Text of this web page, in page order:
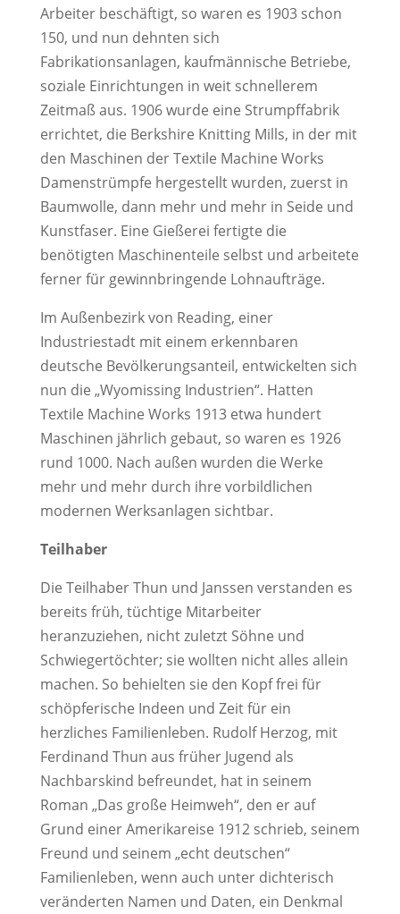
Arbeiter beschäftigt, so waren es 1903 schon
150, und nun dehnten sich
Fabrikationsanlagen, kaufmännische Betriebe,
soziale Einrichtungen in weit schnellerem
Zeitmaß aus. 1906 wurde eine Strumpffabrik
errichtet, die Berkshire Knitting Mills, in der mit
den Maschinen der Textile Machine Works
Damenstrümpfe hergestellt wurden, zuerst in
Baumwolle, dann mehr und mehr in Seide und
Kunstfaser. Eine Gießerei fertigte die
benötigten Maschinenteile selbst und arbeitete
ferner für gewinnbringende Lohnaufträge.
Im Außenbezirk von Reading, einer
Industriestadt mit einem erkennbaren
deutsche Bevölkerungsanteil, entwickelten sich
nun die „Wyomissing Industrien“. Hatten
Textile Machine Works 1913 etwa hundert
Maschinen jährlich gebaut, so waren es 1926
rund 1000. Nach außen wurden die Werke
mehr und mehr durch ihre vorbildlichen
modernen Werksanlagen sichtbar.
Teilhaber
Die Teilhaber Thun und Janssen verstanden es
bereits früh, tüchtige Mitarbeiter
heranzuziehen, nicht zuletzt Söhne und
Schwiegertöchter; sie wollten nicht alles allein
machen. So behielten sie den Kopf frei für
schöpferische Indeen und Zeit für ein
herzliches Familienleben. Rudolf Herzog, mit
Ferdinand Thun aus früher Jugend als
Nachbarskind befreundet, hat in seinem
Roman „Das große Heimweh“, den er auf
Grund einer Amerikareise 1912 schrieb, seinem
Freund und seinem „echt deutschen“
Familienleben, wenn auch unter dichterisch
veränderten Namen und Daten, ein Denkmal